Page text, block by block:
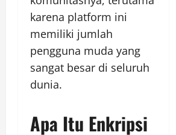
karena platform ini
memiliki jumlah
pengguna muda yang
sangat besar di seluruh
dunia.
Apa Itu Enkripsi